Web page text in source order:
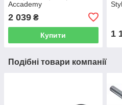
Accademy
2 039 ₴
Купити 1
Подібні товари компанії